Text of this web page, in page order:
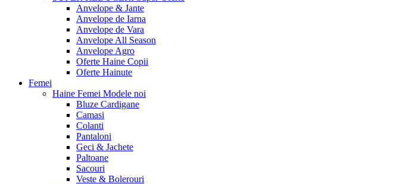
Anvelope & Jante
Anvelope de Iarna
Anvelope de Vara
Anvelope All Season
Anvelope Agro
Oferte Haine Copii
Oferte Hainute
Femei
Haine Femei Modele noi
Bluze Cardigane
Camasi
Colanti
Pantaloni
Geci & Jachete
Paltoane
Sacouri
Veste & Bolerouri